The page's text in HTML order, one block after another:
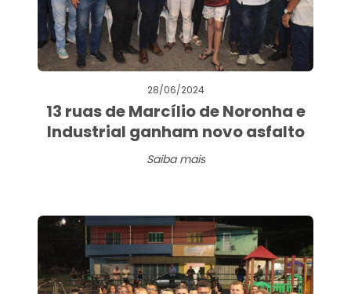
28/06/2024
13 ruas de Marcílio de Noronha e
Industrial ganham novo asfalto
Saiba mais